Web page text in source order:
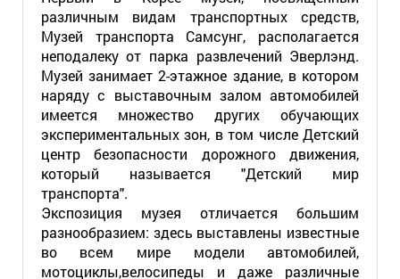
различным видам транспортных средств,
Музей транспорта Самсунг, располагается
неподалеку от парка развлечений Эверлэнд.
Музей занимает 2-этажное здание, в котором
наряду с выставочным залом автомобилей
имеется множество других обучающих
экспериментальных зон, в том числе Детский
центр безопасности дорожного движения,
который называется "Детский мир
транспорта".
Экспозиция музея отличается большим
разнообразием: здесь выставлены известные
во всем мире модели автомобилей,
мотоциклы,велосипеды и даже различные